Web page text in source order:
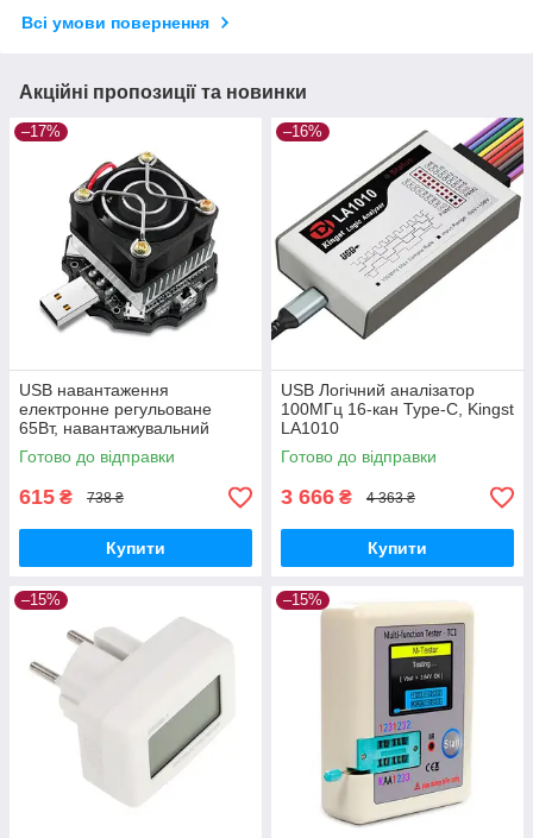
Всі умови повернення
Акційні пропозиції та новинки
–17%
USB навантаження
електронне регульоване
65Вт, навантажувальний
резистор Atorch
Готово до відправки
615 ₴ 738 ₴
Купити
–16%
USB Логічний аналізатор
100МГц 16-кан Type-C, Kingst
LA1010
Готово до відправки
3 666 ₴ 4 363 ₴
Купити
–15% –15%